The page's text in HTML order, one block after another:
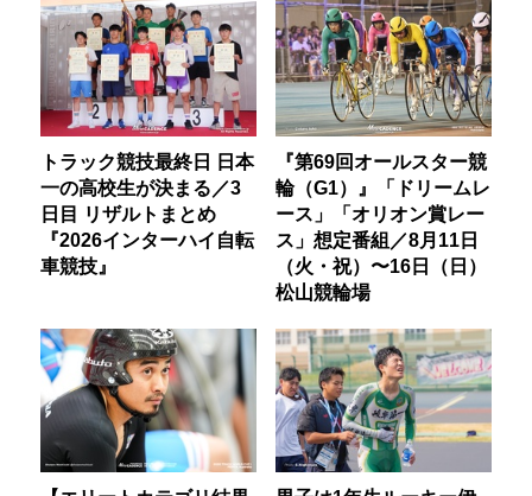
トラック競技最終日 日本
一の高校生が決まる／3
日目 リザルトまとめ
『2026インターハイ自転
車競技』
『第69回オールスター競
輪（G1）』「ドリームレ
ース」「オリオン賞レー
ス」想定番組／8月11日
（火・祝）〜16日（日）
松山競輪場